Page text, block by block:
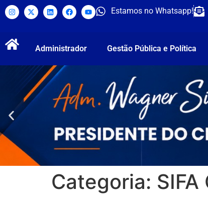
Estamos no Whatsapp!
Administrador Gestão Pública e Política
Categoria: SIFA